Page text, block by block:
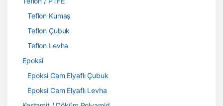
Teflon Kumaş
Teflon Çubuk
Teflon Levha
Epoksi
Epoksi Cam Elyaflı Çubuk
Epoksi Cam Elyaflı Levha